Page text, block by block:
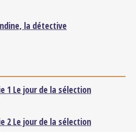
la détective
1 Le jour de la sélection
2 Le jour de la sélection